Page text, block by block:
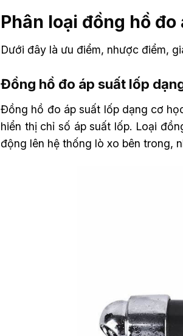
Phân loại đồng hồ
Dưới đây là ưu điểm, nhược điểm,
Đồng hồ đo áp suất lốp
Đồng hồ đo áp suất lốp dạng cơ
hiển thị chỉ số áp suất lốp. Loại
động lên hệ thống lò xo bên trong,